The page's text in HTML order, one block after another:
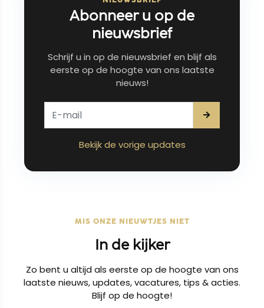
Abonneer u op de
nieuwsbrief
Schrijf u in op de nieuwsbrief en blijf als
eerste op de hoogte van ons laatste
nieuws!
Bekijk de vorige updates
MIS ONZE NIEUWTJES NIET
In de kijker
Zo bent u altijd als eerste op de hoogte van ons
laatste nieuws, updates, vacatures, tips & acties.
Blijf op de hoogte!